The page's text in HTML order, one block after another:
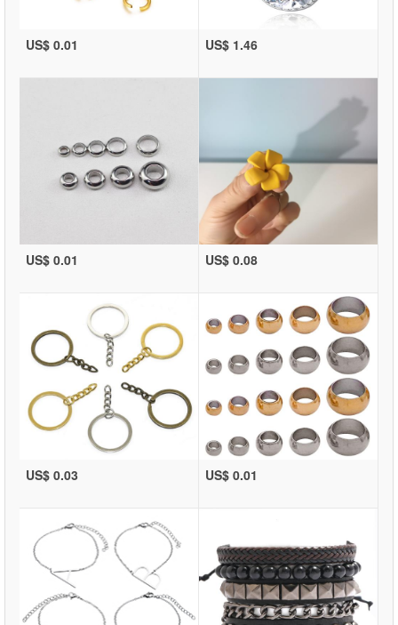
US$ 0.01 US$ 1.46
US$ 0.01 US$ 0.08
US$ 0.03 US$ 0.01